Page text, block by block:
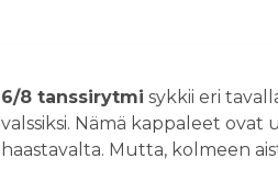
6/8 tanssirytmi sykkii eri
valssiksi. Nämä kappaleet
haastavalta. Mutta, kolmeen